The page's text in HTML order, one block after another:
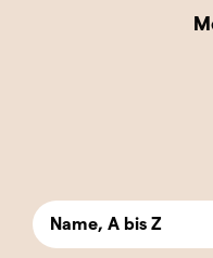
aus den Universen
sind perfekt für
Fans und
Name, A bis Z